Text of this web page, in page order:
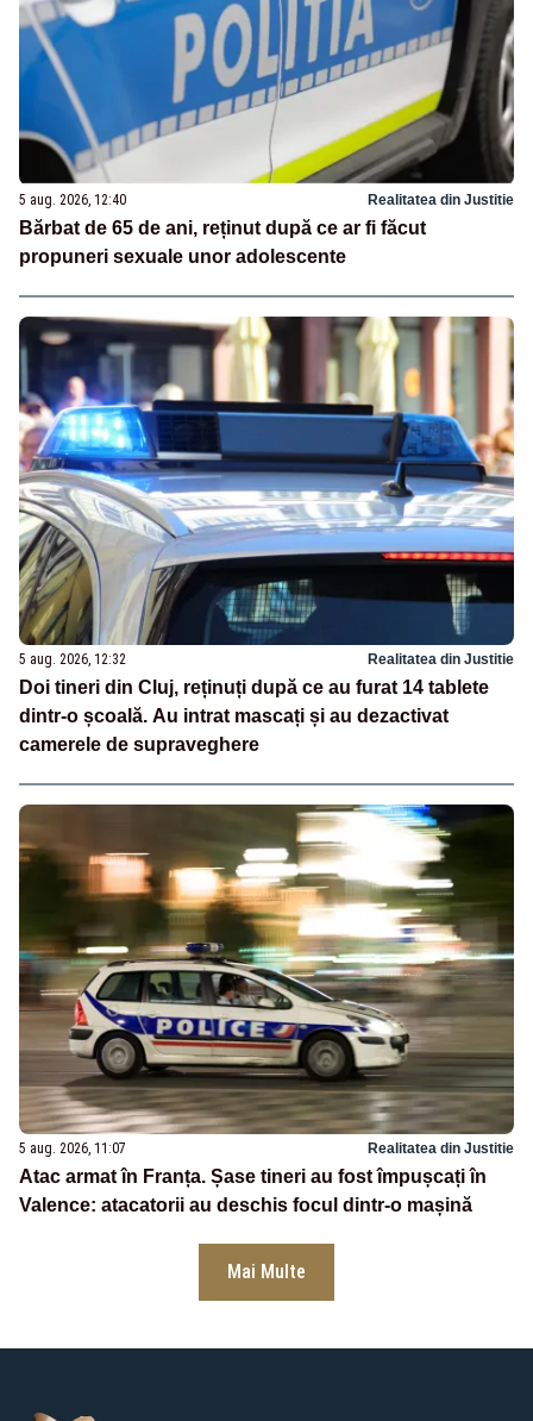
5 aug. 2026, 12:40 Realitatea din Justitie
Bărbat de 65 de ani, reținut după ce ar fi făcut
propuneri sexuale unor adolescente
5 aug. 2026, 12:32 Realitatea din Justitie
Doi tineri din Cluj, reținuți după ce au furat 14 tablete
dintr-o școală. Au intrat mascați și au dezactivat
camerele de supraveghere
5 aug. 2026, 11:07 Realitatea din Justitie
Atac armat în Franța. Șase tineri au fost împușcați în
Valence: atacatorii au deschis focul dintr-o mașină
Mai Multe